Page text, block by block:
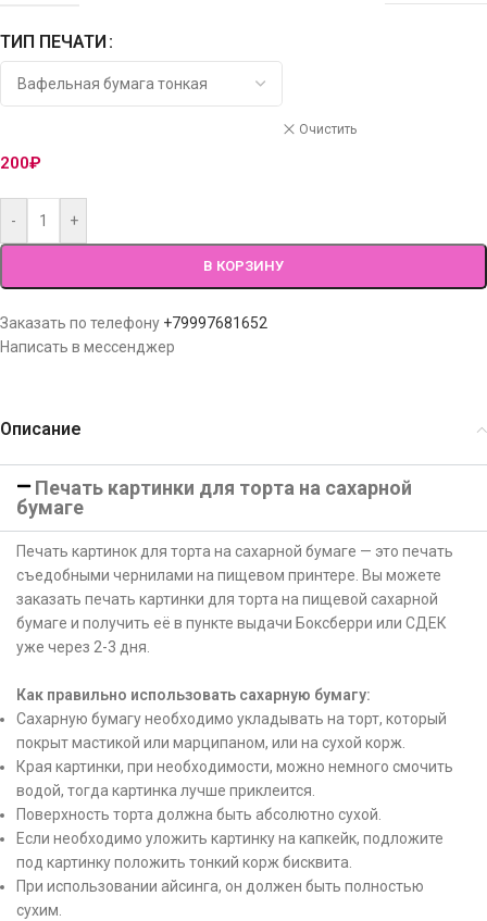
ТИП ПЕЧАТИ
Очистить
200₽
- +
В КОРЗИНУ
Заказать по телефону +79997681652
Написать в мессенджер
Описание
Печать картинки для торта на сахарной
бумаге
Печать картинок для торта на сахарной бумаге — это печать
съедобными чернилами на пищевом принтере. Вы можете
заказать печать картинки для торта на пищевой сахарной
бумаге и получить её в пункте выдачи Боксберри или СДЕК
уже через 2-3 дня.
Как правильно использовать сахарную бумагу:
Сахарную бумагу необходимо укладывать на торт, который
покрыт мастикой или марципаном, или на сухой корж.
Края картинки, при необходимости, можно немного смочить
водой, тогда картинка лучше приклеится.
Поверхность торта должна быть абсолютно сухой.
Если необходимо уложить картинку на капкейк, подложите
под картинку положить тонкий корж бисквита.
При использовании айсинга, он должен быть полностью
сухим.